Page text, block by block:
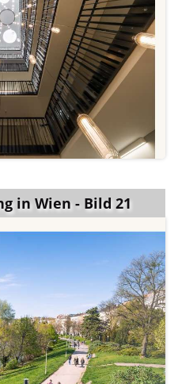
in Wien - Bild 21